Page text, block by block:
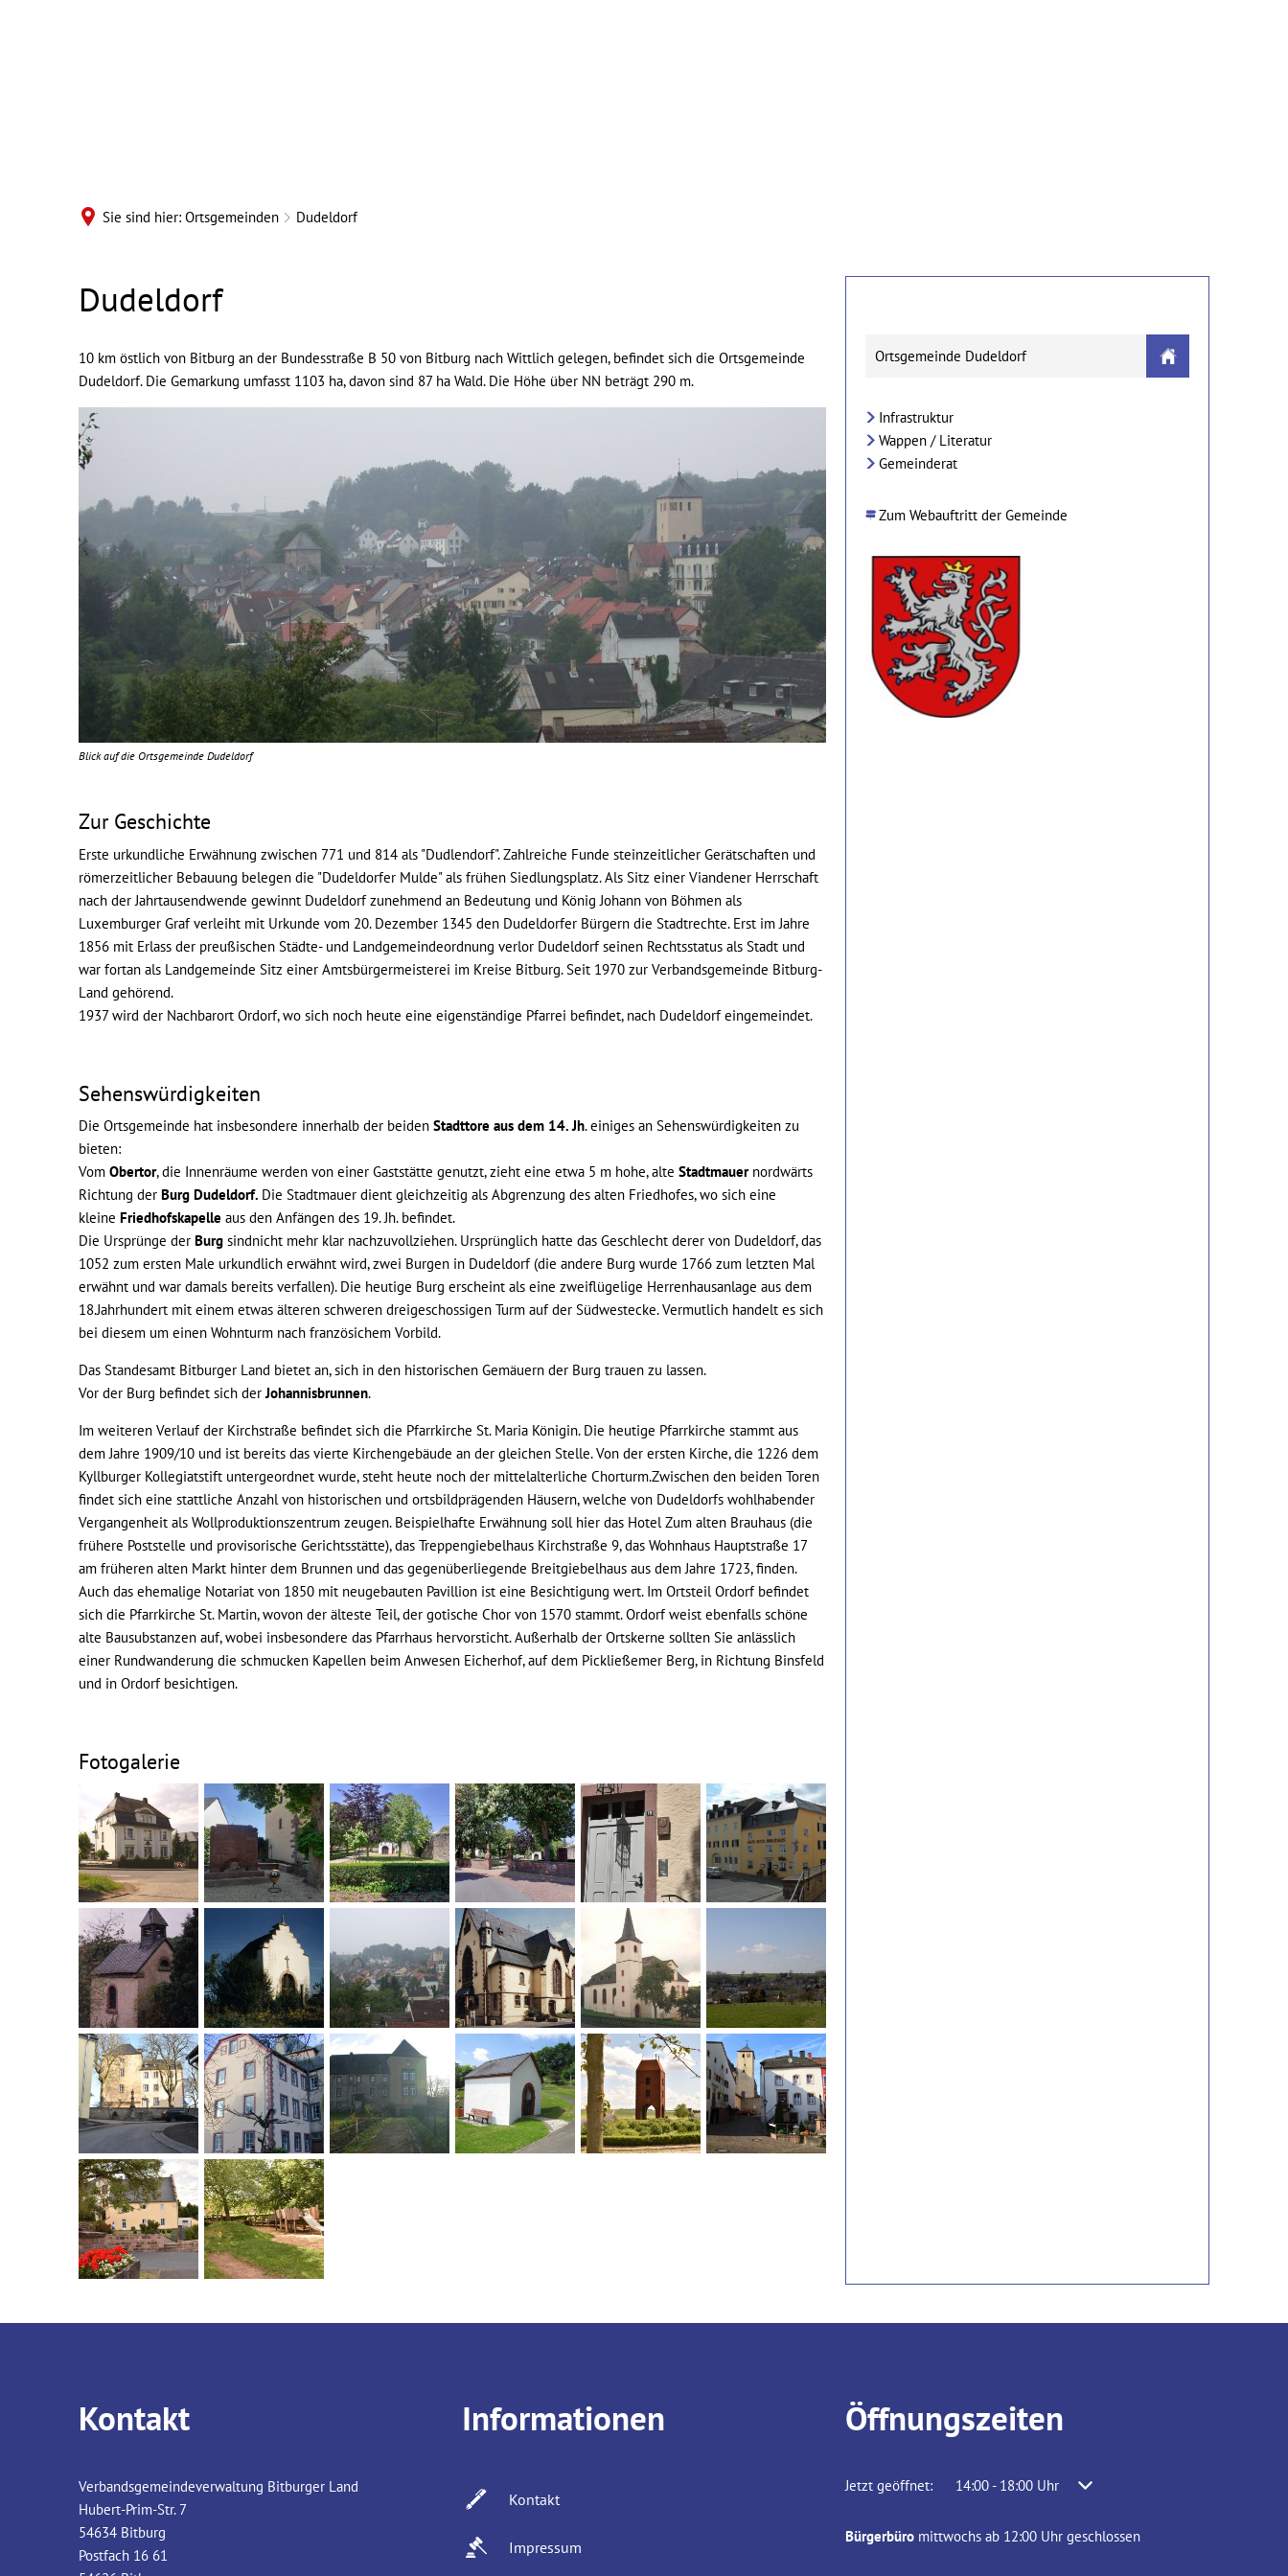
Sie sind hier: Ortsgemeinden Dudeldorf
Ortsgemeinde
Dudeldorf
Dudeldorf
10 km östlich von Bitburg an der Bundesstraße B 50 von Bitburg nach Wittlich gelegen, befindet sich die Ortsgemeinde
Dudeldorf. Die Gemarkung umfasst 1103 ha, davon sind 87 ha Wald. Die Höhe über NN beträgt 290 m.
Blick auf die Ortsgemeinde Dudeldorf
Zur Geschichte
Erste urkundliche Erwähnung zwischen 771 und 814 als "Dudlendorf". Zahlreiche Funde steinzeitlicher Gerätschaften und
römerzeitlicher Bebauung belegen die "Dudeldorfer Mulde" als frühen Siedlungsplatz. Als Sitz einer Viandener Herrschaft
nach der Jahrtausendwende gewinnt Dudeldorf zunehmend an Bedeutung und König Johann von Böhmen als
Luxemburger Graf verleiht mit Urkunde vom 20. Dezember 1345 den Dudeldorfer Bürgern die Stadtrechte. Erst im Jahre
1856 mit Erlass der preußischen Städte- und Landgemeindeordnung verlor Dudeldorf seinen Rechtsstatus als Stadt und
war fortan als Landgemeinde Sitz einer Amtsbürgermeisterei im Kreise Bitburg. Seit 1970 zur Verbandsgemeinde Bitburg-
Land gehörend.
1937 wird der Nachbarort Ordorf, wo sich noch heute eine eigenständige Pfarrei befindet, nach Dudeldorf eingemeindet.
Sehenswürdigkeiten
Die Ortsgemeinde hat insbesondere innerhalb der beiden Stadttore aus dem 14. Jh. einiges an Sehenswürdigkeiten zu
bieten:
Vom Obertor, die Innenräume werden von einer Gaststätte genutzt, zieht eine etwa 5 m hohe, alte Stadtmauernordwärts
Richtung der Burg Dudeldorf. Die Stadtmauer dient gleichzeitig als Abgrenzung des alten Friedhofes, wo sich eine
kleine Friedhofskapelle aus den Anfängen des 19. Jh. befindet.
Die Ursprünge der Burg sindnicht mehr klar nachzuvollziehen. Ursprünglich hatte das Geschlecht derer von Dudeldorf, das
1052 zum ersten Male urkundlich erwähnt wird, zwei Burgen in Dudeldorf (die andere Burg wurde 1766 zum letzten Mal
erwähnt und war damals bereits verfallen). Die heutige Burg erscheint als eine zweiflügelige Herrenhausanlage aus dem
18.Jahrhundert mit einem etwas älteren schweren dreigeschossigen Turm auf der Südwestecke. Vermutlich handelt es sich
bei diesem um einen Wohnturm nach französichem Vorbild.
Das Standesamt Bitburger Land bietet an, sich in den historischen Gemäuern der Burg trauen zu lassen.
Vor der Burg befindet sich derJohannisbrunnen.
Im weiteren Verlauf der Kirchstraße befindet sich die Pfarrkirche St. Maria Königin. Die heutige Pfarrkirche stammt aus
dem Jahre 1909/10 und ist bereits das vierte Kirchengebäude an der gleichen Stelle. Von der ersten Kirche, die 1226 dem
Kyllburger Kollegiatstift untergeordnet wurde, steht heute noch der mittelalterliche Chorturm.Zwischen den beiden Toren
findet sich eine stattliche Anzahl von historischen und ortsbildprägenden Häusern, welche von Dudeldorfs wohlhabender
Vergangenheit als Wollproduktionszentrum zeugen. Beispielhafte Erwähnung soll hier das Hotel Zum alten Brauhaus (die
frühere Poststelle und provisorische Gerichtsstätte), das Treppengiebelhaus Kirchstraße 9, das Wohnhaus Hauptstraße 17
am früheren alten Markt hinter dem Brunnen und das gegenüberliegende Breitgiebelhaus aus dem Jahre 1723, finden.
Auch das ehemalige Notariat von 1850 mit neugebauten Pavillion ist eine Besichtigung wert. Im Ortsteil Ordorf befindet
sich die Pfarrkirche St. Martin, wovon der älteste Teil, der gotische Chor von 1570 stammt. Ordorf weist ebenfalls schöne
alte Bausubstanzen auf, wobei insbesondere das Pfarrhaus hervorsticht. Außerhalb der Ortskerne sollten Sie anlässlich
einer Rundwanderung die schmucken Kapellen beim Anwesen Eicherhof, auf dem Pickließemer Berg, in Richtung Binsfeld
und in Ordorf besichtigen.
Fotogalerie
Ortsgemeinde Dudeldorf
Infrastruktur
Wappen / Literatur
Gemeinderat
Zum Webauftritt der Gemeinde
Kontakt
Verbandsgemeindeverwaltung Bitburger Land
Hubert-Prim-Str. 7
54634 Bitburg
Postfach 16 61
Informationen
Kontakt
Impressum
Öffnungszeiten
Klicken, um weitere Öffnungs- oder Schließzeiten auszublenden
Jetzt geöffnet: 14:00 - 18:00 Uhr Von 14:00 bis 18:00 Uhr
Bürgerbüro mittwochs ab 12:00 Uhr geschlossen